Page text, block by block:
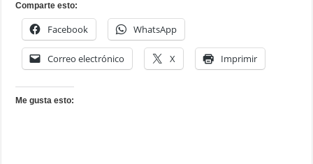
Comparte esto:
Facebook WhatsApp
Correo electrónico X Imprimir
Me gusta esto: